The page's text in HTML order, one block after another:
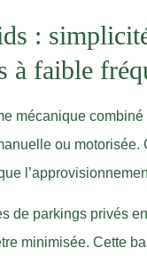
:
à faible
mécanique
ou motorisée.
de parkings privés
minimisée. Cette